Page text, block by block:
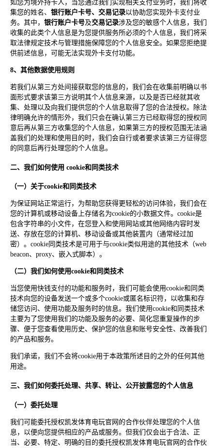
如您为境外持卡人，当您通过我们实现相关支付业务时，我们将收
集您的姓名、 银行账户卡号、交易记录以协助您实现外卡支付业
务。其中， 银行账户卡号及交易记录涉及您的敏感个人信息，我们
收集的此类个人信息是为您提供服务所必须的个人信息，我们将采
取法律规定技术与管理措施保障您的个人信息安全。如果您拒绝提
供前述信息，可能无法实现外卡支付功能。
8、其他数据使用规则
若我们从第三方处间接获取您的信息的，我们会在收集前明确以书
面形式要求该第三方说明其个人信息来源，以及是否已经就其收
集、处理以及向我们提供您的个人信息取得了您的合法授权。除法
律明确允许的情形外，我们只会在确认第三方已经取得您的授权同
意后再从第三方收集您的个人信息，如果第三方的授权范围无法涵
盖我们的处理和使用目的时，我们会自行或者要求该第三方征得您
的同意后再行处理您的个人信息。
二、我们如何使用 cookie和同类技术
（一）关于cookie和同类技术
为保证网站正常运行，为帮助您获得更轻松的访问体验，我们会在
您的计算机或移动设备上存储名为cookie的小数据文件。cookie是
包含字符串的小文件，在您登入和使用网站或其他网络内容时发
送、存放在您的计算机、移动设备或其他装置内（通常经过加
密）。cookie同类技术是可用于与cookie类似用途的其他技术（web
beacon、proxy、嵌入式脚本）。
（二）我们如何使用cookie和同类技术
当您使用快钱支付的功能和服务时，我们可能会使用cookie和同类
技术向您的设备发送一个或多个cookie或匿名标识符，以收集和存
储您访问、使用功能及服务时的信息。我们使用cookie和同类技术
主要为了您使用我们的功能及服务的必要、简化您重复操作的步
骤、便于您查看使用历史、保护您的信息和账号安全性、改善我们
的产品和服务。
我们承诺，我们不会将cookie用于本政策所述目的之外的任何其他
用途。
三、我们如何委托处理、共享、转让、公开披露您的个人信息
（一）委托处理
我们可能委托授权凯发体育电玩官网的合作伙伴处理您的个人信
息，以便向您提供相应的产品或服务。但我们仅会出于合法、正
当、必要、特定、明确的目的委托授权凯发体育电玩官网的合作伙